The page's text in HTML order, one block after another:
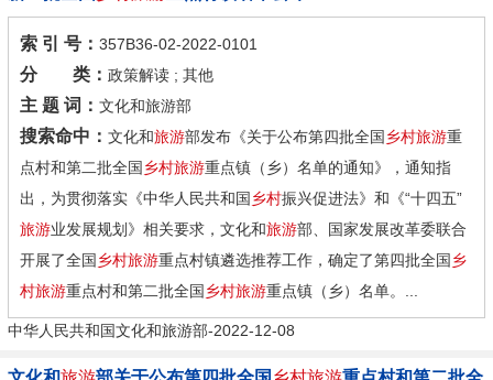
索 引 号： 357B36-02-2022-0101
分 类： 政策解读 ; 其他
主 题 词： 文化和旅游部
搜索命中： 文化和旅游部发布《关于公布第四批全国 乡村旅游重
点村和第二批全国 乡村旅游重点镇（乡）名单的通知》，通知指
出，为贯彻落实《中华人民共和国 乡村振兴促进法》和《“十四五”
旅游业发展规划》相关要求，文化和旅游部、国家发展改革委联合
开展了全国 乡村旅游重点村镇遴选推荐工作，确定了第四批全国 乡
村旅游重点村和第二批全国 乡村旅游重点镇（乡）名单。...
中华人民共和国文化和旅游部-2022-12-08